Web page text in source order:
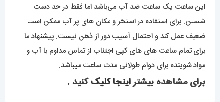
این ساعت یک ساعت ضد آب می‌باشد اما فقط در حد دست
شستن. برای استفاده در استخر و مکان های پر آب ممکن است
ضعیف عمل کند و احتمال آسیب دور از ذهن نیست. پیشنهاد ما
برای تمام ساعت های های کپی اجتناب از تماس مداوم با آب و
مواد شوینده برای دوام طولانی مدت ساعت میباشد.
برای مشاهده بیشتراینجا کلیککنید .